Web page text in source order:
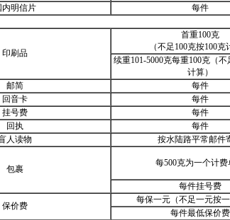
内明信片 每件
印刷品
首重100克
（不足100克按100克
续重101-5000克每重100克（不
计算）
邮简 每件
回音卡 每件
挂号费 每件
回执 每件
人读物 按水陆路平常邮件
包裹
每500克为一个计费
每件挂号费
保价费
每保一元（不足一元按一
每件最低保价费